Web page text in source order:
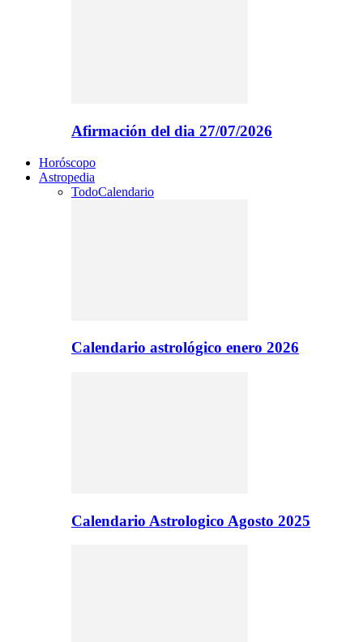
Afirmación del dia 27/07/2026
Horóscopo
Astropedia
TodoCalendario
Calendario astrológico enero 2026
Calendario Astrologico Agosto 2025